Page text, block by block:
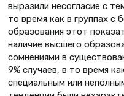
выразили несогласие с
то время как в группах с
образования этот
наличие высшего
сомнениями в
9% случаев, в то время
специальным или